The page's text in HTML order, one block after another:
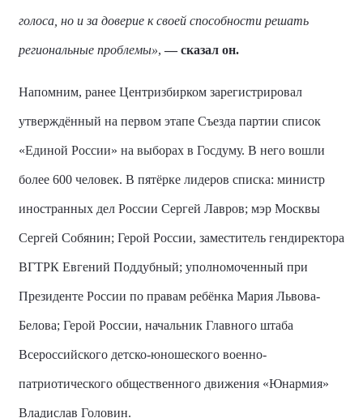
голоса, но и за доверие к своей способности решать
региональные проблемы»,— сказал он.
Напомним, ранее Центризбирком зарегистрировал
утверждённый на первом этапе Съезда партии список
«Единой России» на выборах в Госдуму. В него вошли
более 600 человек. В пятёрке лидеров списка: министр
иностранных дел России Сергей Лавров; мэр Москвы
Сергей Собянин; Герой России, заместитель гендиректора
ВГТРК Евгений Поддубный; уполномоченный при
Президенте России по правам ребёнка Мария Львова-
Белова; Герой России, начальник Главного штаба
Всероссийского детско-юношеского военно-
патриотического общественного движения «Юнармия»
Владислав Головин.